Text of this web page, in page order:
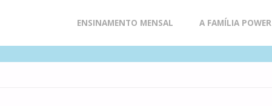
to
ENSINAMENTO MENSAL A FAMÍLIA POWER